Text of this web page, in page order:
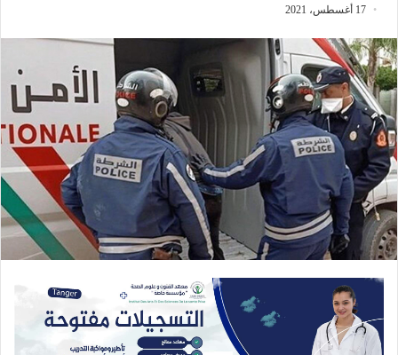
17 أغسطس، 2021